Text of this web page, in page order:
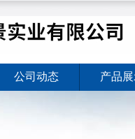
公司动态 产品